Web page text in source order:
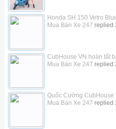
Honda SH 150 Vetro
Mua Bán Xe 247 replied
CubHouse VN hoàn tất
Mua Bán Xe 247 replied
Quốc Cường CubHouse
Mua Bán Xe 247 replied